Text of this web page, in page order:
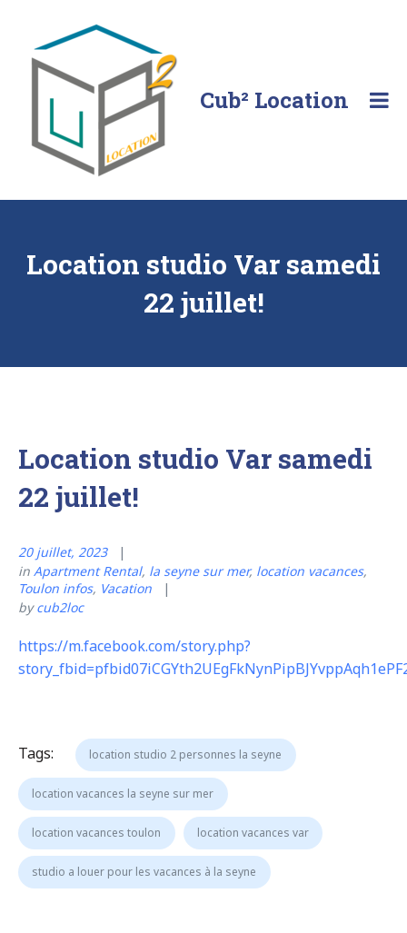
content
Cub² Location
vous!
Location studio Var samedi
22 juillet!
Location studio Var samedi
22 juillet!
20 juillet, 2023
in Apartment Rental, la seyne sur mer, location vacances,
Toulon infos, Vacation
bycub2loc
https://m.facebook.com/story.php?
Tags: location studio 2 personnes la seyne
location vacances la seyne sur mer
location vacances toulon location vacances var
studio a louer pour les vacances à la seyne